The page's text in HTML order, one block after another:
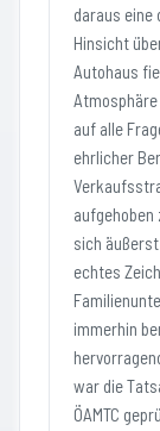
daraus eine
Hinsicht
Autohaus
auf alle
ehrlicher
aufgehoben
sich
echtes
immerhin
war die
ÖAMTC